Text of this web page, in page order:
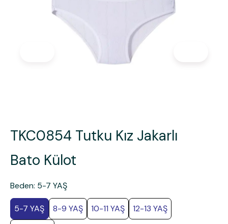
TKC0854 Tutku Kız Jakarlı
Bato Külot
Beden: 5-7 YAŞ
5-7 YAŞ 8-9 YAŞ 10-11 YAŞ
12-13 YAŞ